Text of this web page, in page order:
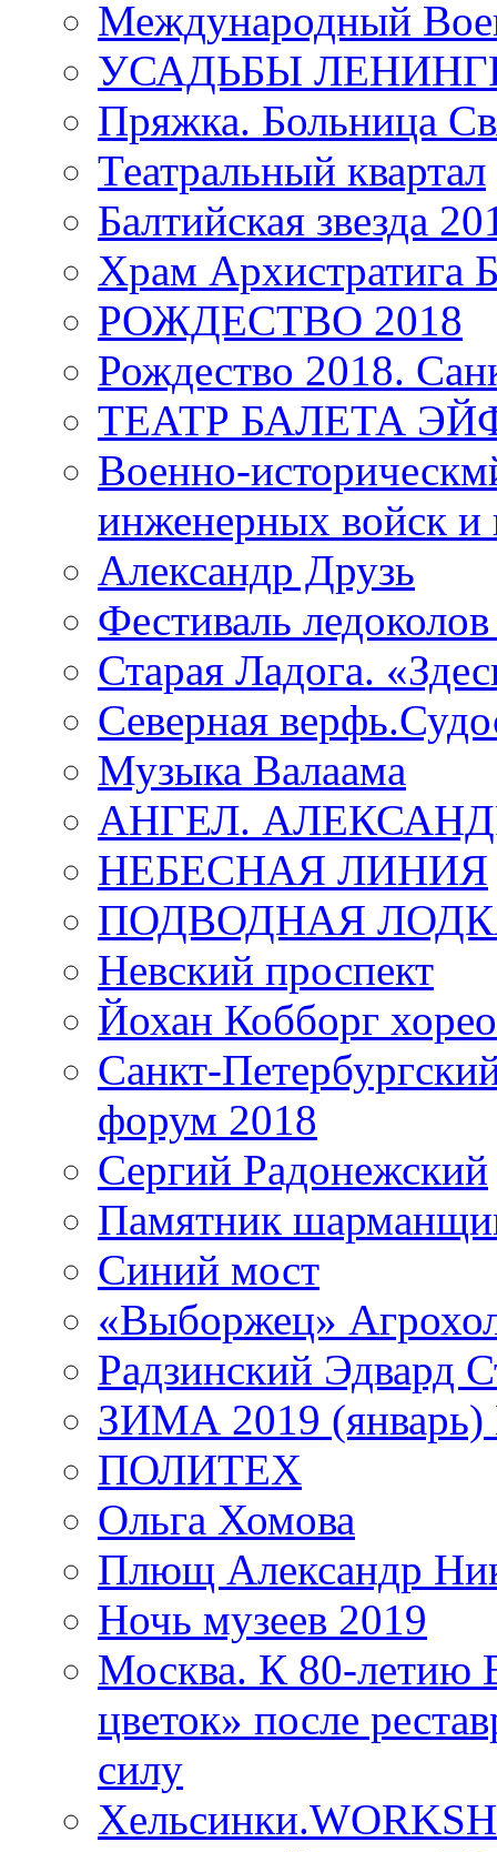
Международный
УСАДЬБЫ
Пряжка. Больница
Театральный квартал
Балтийская звезда
Храм
РОЖДЕСТВО 2018
Рождество 2018.
ТЕАТР БАЛЕТА
Военно-
инженерных войск и
Александр Друзь
Фестиваль
Старая Ладога.
Северная
Музыка Валаама
АНГЕЛ.
НЕБЕСНАЯ ЛИНИЯ
ПОДВОДНАЯ
Невский проспект
Йохан Кобборг
Санкт-
форум 2018
Сергий Радонежский
Памятник
Синий мост
«Выборжец»
Радзинский Эдвард
ЗИМА 2019 (январь)
ПОЛИТЕХ
Ольга Хомова
Плющ Александр
Ночь музеев 2019
Москва. К 80-
цветок» после
силу